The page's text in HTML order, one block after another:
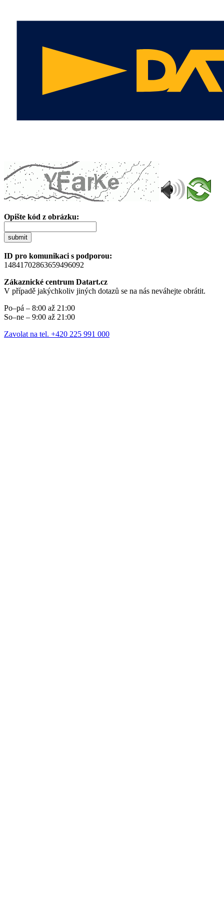
Opište kód z obrázku:
submit
ID pro komunikaci s podporou:
14841702863659496092
Zákaznické centrum Datart.cz
V případě jakýchkoliv jiných dotazů se na nás neváhejte obrátit.
Po–pá – 8:00 až 21:00
So–ne – 9:00 až 21:00
Zavolat na tel. +420 225 991 000